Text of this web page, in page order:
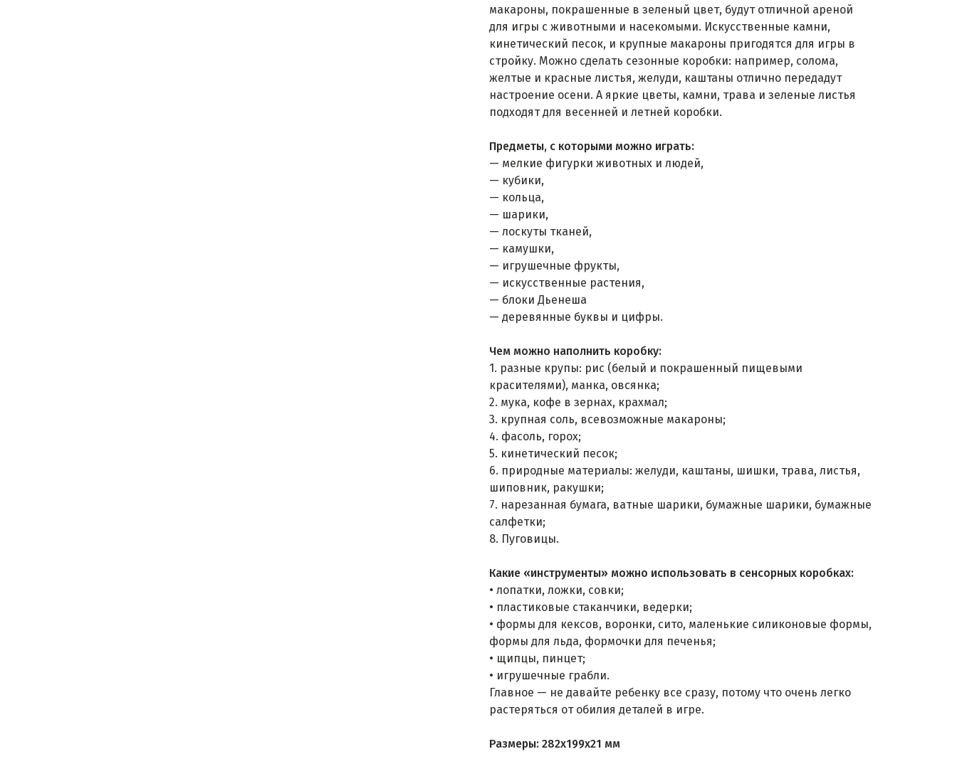
макароны, покрашенные в зеленый цвет, будут отличной ареной
для игры с животными и насекомыми. Искусственные камни,
кинетический песок, и крупные макароны пригодятся для игры в
стройку. Можно сделать сезонные коробки: например, солома,
желтые и красные листья, желуди, каштаны отлично передадут
настроение осени. А яркие цветы, камни, трава и зеленые листья
подходят для весенней и летней коробки.
Предметы, с которыми можно играть:
— мелкие фигурки животных и людей,
— кубики,
— кольца,
— шарики,
— лоскуты тканей,
— камушки,
— игрушечные фрукты,
— искусственные растения,
— блоки Дьенеша
— деревянные буквы и цифры.
Чем можно наполнить коробку:
1. разные крупы: рис (белый и покрашенный пищевыми
красителями), манка, овсянка;
2. мука, кофе в зернах, крахмал;
3. крупная соль, всевозможные макароны;
4. фасоль, горох;
5. кинетический песок;
6. природные материалы: желуди, каштаны, шишки, трава, листья,
шиповник, ракушки;
7. нарезанная бумага, ватные шарики, бумажные шарики, бумажные
салфетки;
8. Пуговицы.
Какие «инструменты» можно использовать в сенсорных коробках:
• лопатки, ложки, совки;
• пластиковые стаканчики, ведерки;
• формы для кексов, воронки, сито, маленькие силиконовые формы,
формы для льда, формочки для печенья;
• щипцы, пинцет;
• игрушечные грабли.
Главное — не давайте ребенку все сразу, потому что очень легко
растеряться от обилия деталей в игре.
Размеры: 282x199x21 мм